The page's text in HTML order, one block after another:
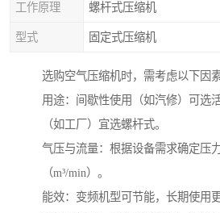
工作原理 螺杆式压缩机
型式 固定式压缩机
选购空气压缩机时，需考虑以下因素
用途：间歇性使用（如汽修）可选
（如工厂）宜选螺杆式。
气压与流量：根据设备需求确定压
（m³/min）。
能效：变频机型可节能，长期使用更